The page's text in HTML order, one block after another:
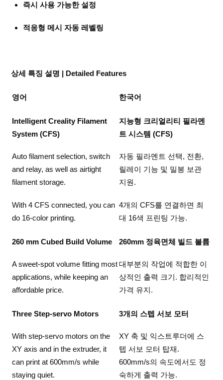
즉시 사용 가능한 설정
적응형 메시 자동 레벨링
상세 특징 설명 | Detailed Features
영어 한국어
Intelligent Creality Filament
System (CFS)
Auto filament selection, switch
and relay, as well as airtight
filament storage.
With 4 CFS connected, you can
do 16-color printing.
지능형 크리얼리티 필라멘
트 시스템 (CFS)
자동 필라멘트 선택, 전환,
릴레이 기능 및 밀봉 보관
지원.
4개의 CFS를 연결하면 최
대 16색 프린팅 가능.
260 mm Cubed Build Volume
A sweet-spot volume fitting most
applications, while keeping an
affordable price.
260mm 정육면체 빌드 볼륨
대부분의 작업에 적합한 이
상적인 출력 크기. 합리적인
가격 유지.
Three Step-servo Motors
With step-servo motors on the
XY axis and in the extruder, it
can print at 600mm/s while
staying quiet.
3개의 스텝 서보 모터
XY 축 및 익스트루더에 스
텝 서보 모터 탑재.
600mm/s의 속도에서도 정
숙하게 출력 가능.